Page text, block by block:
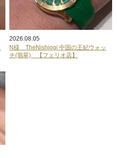
2026.08.05
N様 TheNishiogi 中国の王妃ウォッ
チ(翡翠) 【フェリオ店】